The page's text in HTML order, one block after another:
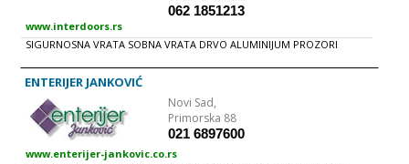
062 1851213
www.interdoors.rs
SIGURNOSNA VRATA SOBNA VRATA DRVO ALUMINIJUM PROZORI
ENTERIJER JANKOVIĆ
Novi Sad,
Primorska 88
021 6897600
www.enterijer-jankovic.co.rs